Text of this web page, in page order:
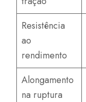
Resistência
ao
rendimento
Alongamento
na ruptura